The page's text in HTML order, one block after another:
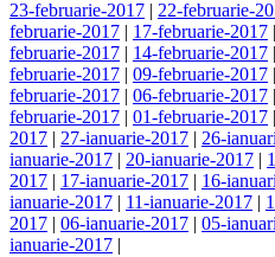
23-februarie-2017 | 22-februarie-
februarie-2017 | 17-februarie-2017 |
februarie-2017 | 14-februarie-2017 |
februarie-2017 | 09-februarie-2017 |
februarie-2017 | 06-februarie-2017 |
februarie-2017 | 01-februarie-2017 |
2017 | 27-ianuarie-2017 | 26-
ianuarie-2017 | 20-ianuarie-2017 |
2017 | 17-ianuarie-2017 | 16-
ianuarie-2017 | 11-ianuarie-2017 |
2017 | 06-ianuarie-2017 | 05-
ianuarie-2017 |